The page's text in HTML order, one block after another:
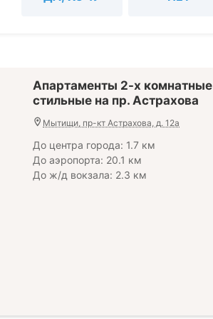
Апартаменты 2-х комнатные
стильные на пр. Астрахова
Мытищи, пр-кт Астрахова, д. 12а
До центра города: 1.7 км
До аэропорта: 20.1 км
До ж/д вокзала: 2.3 км